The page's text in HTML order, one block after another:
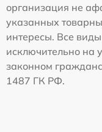
организация не
указанных
интересы. Все
исключительно на
законном
1487 ГК РФ.